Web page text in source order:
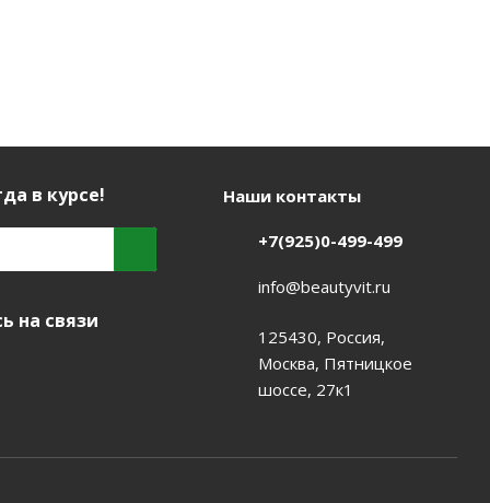
в курсе!
на связи
Наши контакты
+7(925)0-499-499
info@beautyvit.ru
125430, Россия,
Москва, Пятницкое
шоссе, 27к1